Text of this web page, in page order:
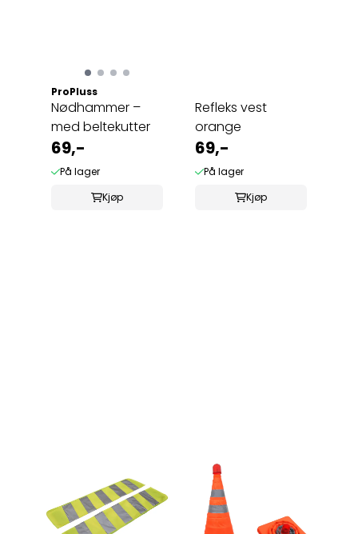
ProPluss
Nødhammer –
med beltekutter
69,-
På lager
Kjøp
Refleks vest
orange
69,-
På lager
Kjøp